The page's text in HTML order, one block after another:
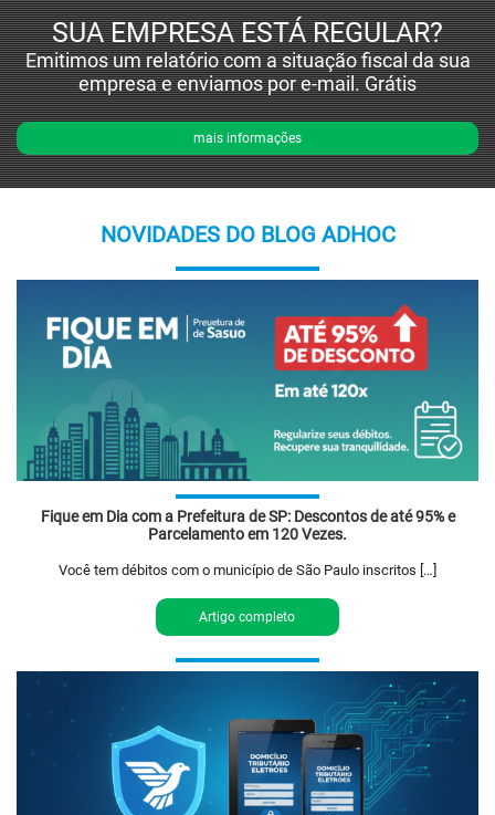
SUA EMPRESA ESTÁ REGULAR?
Emitimos um relatório com a situação fiscal da sua
empresa e enviamos por e-mail. Grátis
mais informações
NOVIDADES DO BLOG ADHOC
Fique em Dia com a Prefeitura de SP: Descontos de até 95% e
Parcelamento em 120 Vezes.
Você tem débitos com o município de São Paulo inscritos […]
Artigo completo